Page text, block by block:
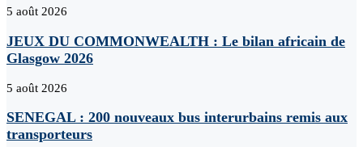
5 août 2026
JEUX DU COMMONWEALTH : Le bilan africain de
Glasgow 2026
5 août 2026
SENEGAL : 200 nouveaux bus interurbains remis aux
transporteurs